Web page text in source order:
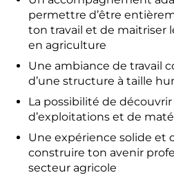
permettre d’être
ton travail et de maitriser
en agriculture
Une ambiance de travail
d’une structure à taille
La possibilité de
d’exploitations et de
Une expérience solide et
construire ton avenir
secteur agricole